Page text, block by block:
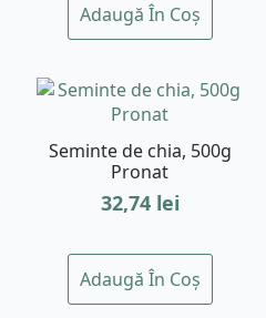
Adaugă În Coș
Seminte de chia, 500g
Pronat
32,74 lei
Adaugă În Coș